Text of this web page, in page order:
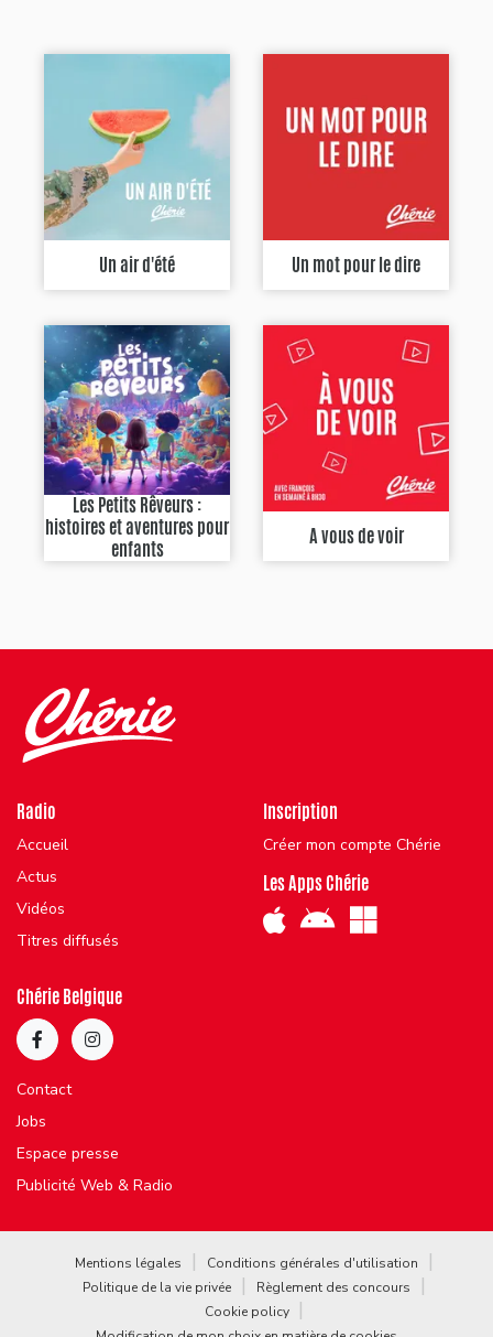
Un air d'été Un mot pour le dire
Les Petits Rêveurs :
histoires et aventures pour
enfants
A vous de voir
Radio
Accueil
Actus
Vidéos
Titres diffusés
Inscription
Créer mon compte Chérie
Les Apps Chérie
Chérie Belgique
Contact
Jobs
Espace presse
Publicité Web & Radio
Mentions légales
Conditions générales d'utilisation
Politique de la vie privée
Règlement des concours
Cookie policy